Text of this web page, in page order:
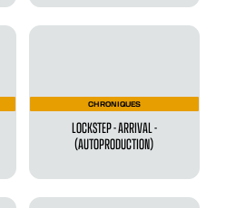
CHRONIQUES
LOCKSTEP - ARRIVAL -
(AUTOPRODUCTION)